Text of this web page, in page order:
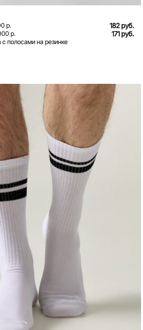
р. 182 руб.
р. 171 руб.
с полосами на резинке